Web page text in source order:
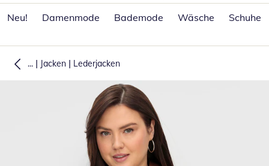
Neu!
Damenmode Bademode Wäsche Schuhe
... | Jacken | Lederjacken